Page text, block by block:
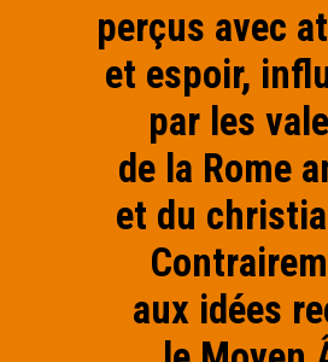
perçus avec
et espoir,
par les
de la Rome
et du
aux idées